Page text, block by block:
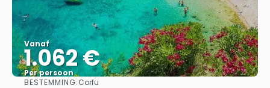
Vanaf
1.062 €
Per persoon
BESTEMMING:Corfu